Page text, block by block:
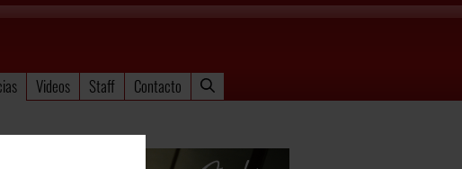
Videos Staff Contacto